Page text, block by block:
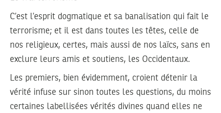
C’est l’esprit dogmatique et sa banalisation qui fait le
terrorisme; et il est dans toutes les têtes, celle de
nos religieux, certes, mais aussi de nos laïcs, sans en
exclure leurs amis et soutiens, les Occidentaux.
Les premiers, bien évidemment, croient détenir la
vérité infuse sur sinon toutes les questions, du moins
certaines labellisées vérités divines quand elles ne